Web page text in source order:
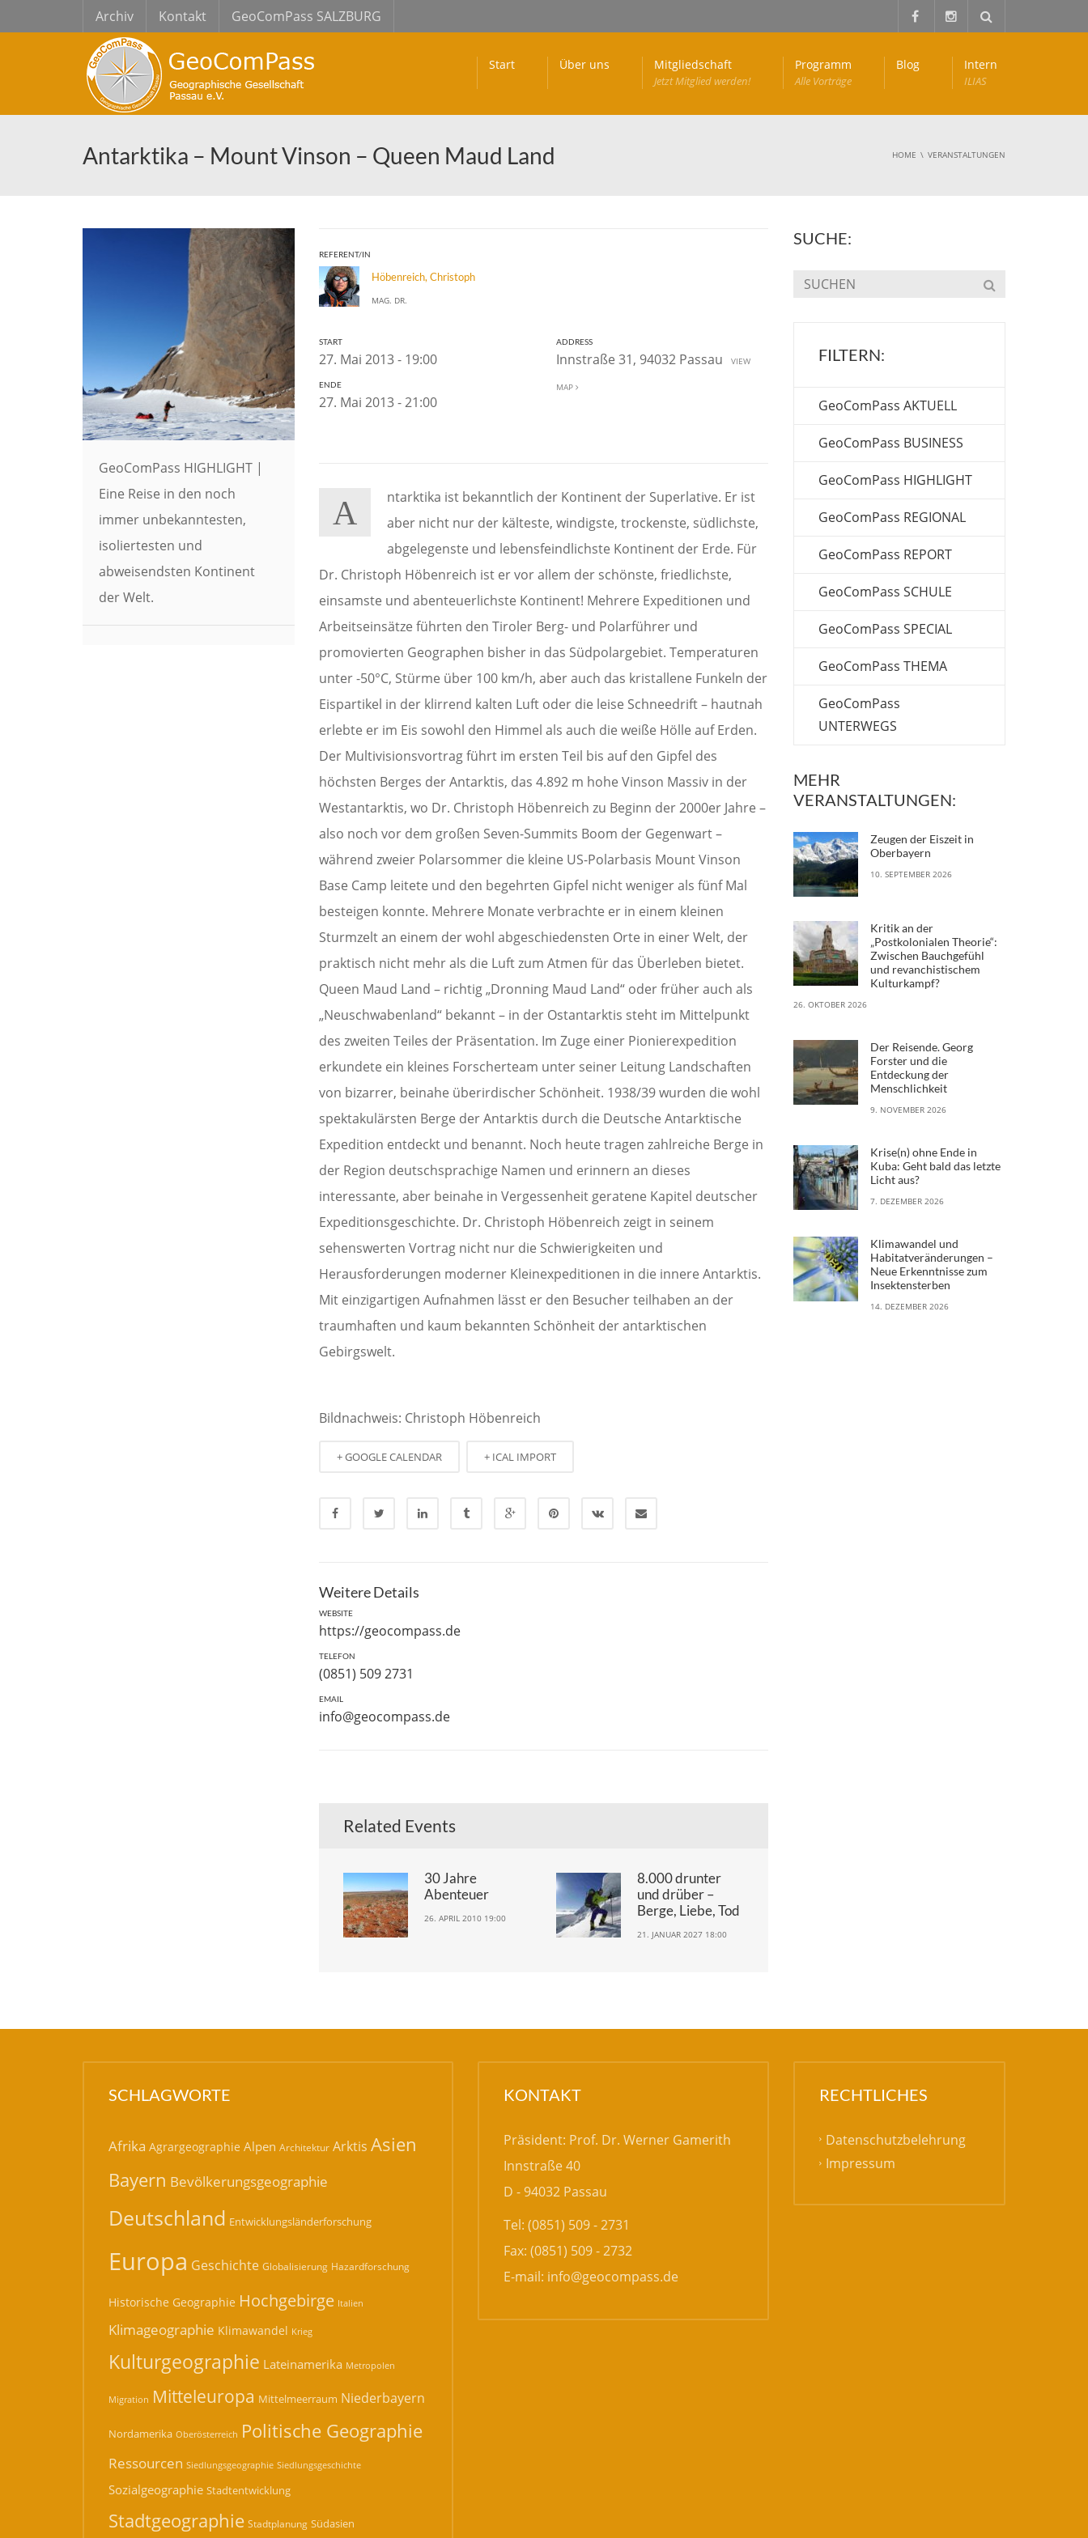
Archiv Kontakt GeoComPass SALZBURG
Start Über uns Mitgliedschaft
Jetzt Mitglied werden!
Programm
Alle Vorträge
Blog Intern
ILIAS
Antarktika – Mount Vinson – Queen Maud Land HOME VERANSTALTUNGEN
GeoComPass HIGHLIGHT |
Eine Reise in den noch
immer unbekanntesten,
isoliertesten und
abweisendsten Kontinent
der Welt.
REFERENT/IN
Höbenreich, Christoph
MAG. DR.
START
27. Mai 2013 - 19:00
ENDE
27. Mai 2013 - 21:00
ADDRESS
Innstraße 31, 94032 Passau VIEW
MAP
A
ntarktika ist bekanntlich der Kontinent der Superlative. Er ist
aber nicht nur der kälteste, windigste, trockenste, südlichste,
abgelegenste und lebensfeindlichste Kontinent der Erde. Für
Dr. Christoph Höbenreich ist er vor allem der schönste, friedlichste,
einsamste und abenteuerlichste Kontinent! Mehrere Expeditionen und
Arbeitseinsätze führten den Tiroler Berg- und Polarführer und
promovierten Geographen bisher in das Südpolargebiet. Temperaturen
unter -50°C, Stürme über 100 km/h, aber auch das kristallene Funkeln der
Eispartikel in der klirrend kalten Luft oder die leise Schneedrift – hautnah
erlebte er im Eis sowohl den Himmel als auch die weiße Hölle auf Erden.
Der Multivisionsvortrag führt im ersten Teil bis auf den Gipfel des
höchsten Berges der Antarktis, das 4.892 m hohe Vinson Massiv in der
Westantarktis, wo Dr. Christoph Höbenreich zu Beginn der 2000er Jahre –
also noch vor dem großen Seven-Summits Boom der Gegenwart –
während zweier Polarsommer die kleine US-Polarbasis Mount Vinson
Base Camp leitete und den begehrten Gipfel nicht weniger als fünf Mal
besteigen konnte. Mehrere Monate verbrachte er in einem kleinen
Sturmzelt an einem der wohl abgeschiedensten Orte in einer Welt, der
praktisch nicht mehr als die Luft zum Atmen für das Überleben bietet.
Queen Maud Land – richtig „Dronning Maud Land“ oder früher auch als
„Neuschwabenland“ bekannt – in der Ostantarktis steht im Mittelpunkt
des zweiten Teiles der Präsentation. Im Zuge einer Pionierexpedition
erkundete ein kleines Forscherteam unter seiner Leitung Landschaften
von bizarrer, beinahe überirdischer Schönheit. 1938/39 wurden die wohl
spektakulärsten Berge der Antarktis durch die Deutsche Antarktische
Expedition entdeckt und benannt. Noch heute tragen zahlreiche Berge in
der Region deutschsprachige Namen und erinnern an dieses
interessante, aber beinahe in Vergessenheit geratene Kapitel deutscher
Expeditionsgeschichte. Dr. Christoph Höbenreich zeigt in seinem
sehenswerten Vortrag nicht nur die Schwierigkeiten und
Herausforderungen moderner Kleinexpeditionen in die innere Antarktis.
Mit einzigartigen Aufnahmen lässt er den Besucher teilhaben an der
traumhaften und kaum bekannten Schönheit der antarktischen
Gebirgswelt.
Bildnachweis: Christoph Höbenreich
+ GOOGLE CALENDAR + ICAL IMPORT
Weitere Details
WEBSITE
https://geocompass.de
TELEFON
(0851) 509 2731
EMAIL
info@geocompass.de
Related Events
30 Jahre
Abenteuer
26. APRIL 2010 19:00
8.000 drunter
und drüber –
Berge, Liebe, Tod
21. JANUAR 2027 18:00
SUCHE:
FILTERN:
GeoComPass AKTUELL
GeoComPass BUSINESS
GeoComPass HIGHLIGHT
GeoComPass REGIONAL
GeoComPass REPORT
GeoComPass SCHULE
GeoComPass SPECIAL
GeoComPass THEMA
GeoComPass
UNTERWEGS
MEHR
VERANSTALTUNGEN:
Zeugen der Eiszeit in
Oberbayern
10. SEPTEMBER 2026
Kritik an der
„Postkolonialen Theorie“:
Zwischen Bauchgefühl
und revanchistischem
Kulturkampf?
26. OKTOBER 2026
Der Reisende. Georg
Forster und die
Entdeckung der
Menschlichkeit
9. NOVEMBER 2026
Krise(n) ohne Ende in
Kuba: Geht bald das letzte
Licht aus?
7. DEZEMBER 2026
Klimawandel und
Habitatveränderungen –
Neue Erkenntnisse zum
Insektensterben
14. DEZEMBER 2026
SCHLAGWORTE
Afrika Agrargeographie Alpen Architektur Arktis Asien
Bayern Bevölkerungsgeographie
Deutschland Entwicklungsländerforschung
Europa Geschichte Globalisierung Hazardforschung
Historische Geographie Hochgebirge Italien
Klimageographie Klimawandel Krieg
Kulturgeographie Lateinamerika Metropolen
Migration Mitteleuropa Mittelmeerraum Niederbayern
Nordamerika Oberösterreich Politische Geographie
Ressourcen Siedlungsgeographie Siedlungsgeschichte
Sozialgeographie Stadtentwicklung
Stadtgeographie Stadtplanung Südasien
KONTAKT
Präsident: Prof. Dr. Werner Gamerith
Innstraße 40
D - 94032 Passau
Tel: (0851) 509 - 2731
Fax: (0851) 509 - 2732
E-mail: info@geocompass.de
RECHTLICHES
Datenschutzbelehrung
Impressum